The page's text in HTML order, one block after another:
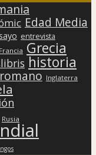
Edad Media
entrevista
Francia Grecia
historia
Inglaterra
Rusia